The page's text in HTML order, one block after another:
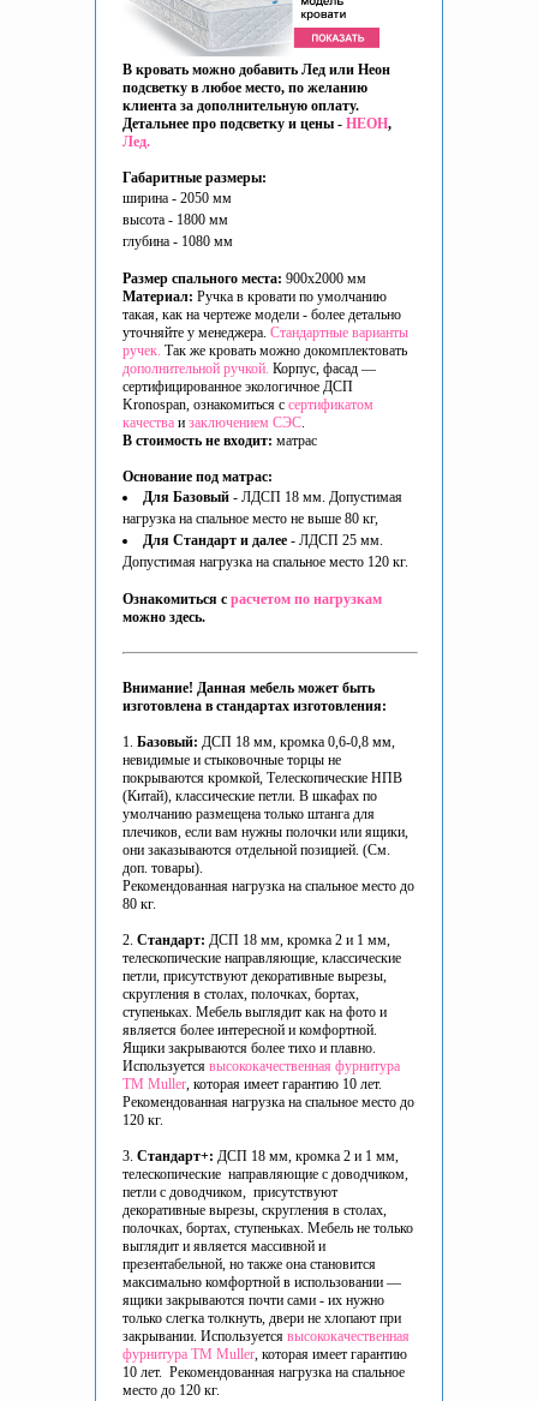
В кровать можно добавить Лед или Неон
подсветку в любое место, по желанию
клиента за дополнительную оплату.
Детальнее про подсветку и цены - НЕОН,
Лед.
Габаритные размеры:
ширина - 2050 мм
высота - 1800 мм
глубина - 1080 мм
Размер спального места: 900x2000 мм
Материал: Ручка в кровати по умолчанию
такая, как на чертеже модели - более детально
уточняйте у менеджера. Стандартные варианты
ручек. Так же кровать можно докомплектовать
дополнительной ручкой. Корпус, фасад —
сертифицированное экологичное ДСП
Kronospan, ознакомиться с сертификатом
качества и заключением СЭС.
В стоимость не входит: матрас
Основание под матрас:
Для Базовый - ЛДСП 18 мм. Допустимая
нагрузка на спальное место не выше 80 кг,
Для Стандарт и далее - ЛДСП 25 мм.
Допустимая нагрузка на спальное место 120 кг.
Ознакомиться с расчетом по нагрузкам
можно здесь.
Внимание! Данная мебель может быть
изготовлена в стандартах изготовления:
1. Базовый: ДСП 18 мм, кромка 0,6-0,8 мм,
невидимые и стыковочные торцы не
покрываются кромкой, Телескопические НПВ
(Китай), классические петли. В шкафах по
умолчанию размещена только штанга для
плечиков, если вам нужны полочки или ящики,
они заказываются отдельной позицией. (См.
доп. товары).
Рекомендованная нагрузка на спальное место до
80 кг.
2. Стандарт: ДСП 18 мм, кромка 2 и 1 мм,
телескопические направляющие, классические
петли, присутствуют декоративные вырезы,
скругления в столах, полочках, бортах,
ступеньках. Мебель выглядит как на фото и
является более интересной и комфортной.
Ящики закрываются более тихо и плавно.
Используется высококачественная фурнитура
ТМ Muller, которая имеет гарантию 10 лет.
Рекомендованная нагрузка на спальное место до
120 кг.
3. Стандарт+: ДСП 18 мм, кромка 2 и 1 мм,
телескопические направляющие с доводчиком,
петли с доводчиком, присутствуют
декоративные вырезы, скругления в столах,
полочках, бортах, ступеньках. Мебель не только
выглядит и является массивной и
презентабельной, но также она становится
максимально комфортной в использовании —
ящики закрываются почти сами - их нужно
только слегка толкнуть, двери не хлопают при
закрывании. Используется высококачественная
фурнитура ТМ Muller, которая имеет гарантию
10 лет. Рекомендованная нагрузка на спальное
место до 120 кг.